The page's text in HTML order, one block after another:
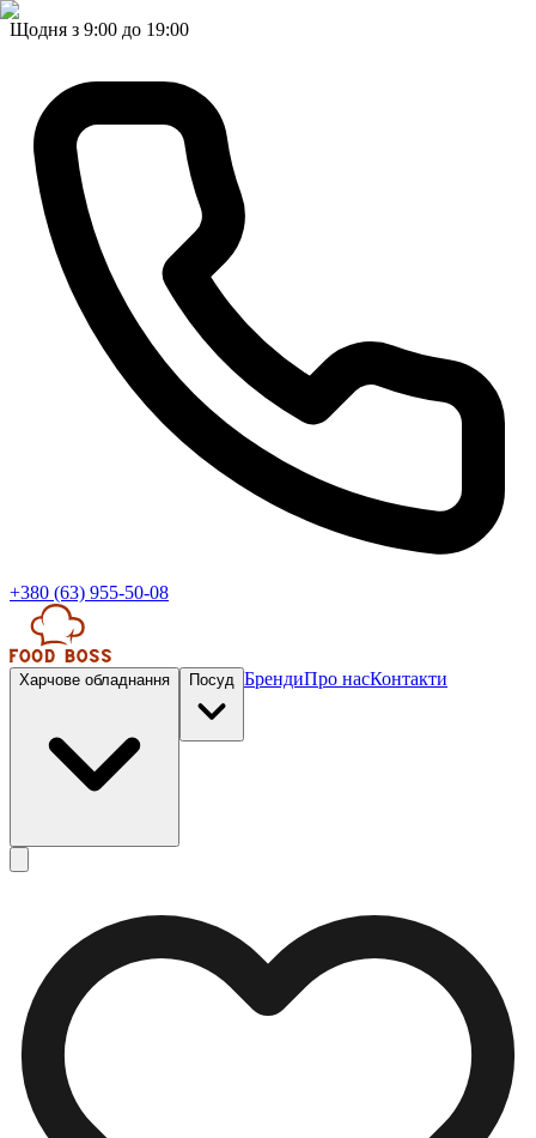
Щодня з 9:00 до 19:00
+380 (63) 955-50-08
Харчове обладнання Посуд БрендиПро насКонтакти